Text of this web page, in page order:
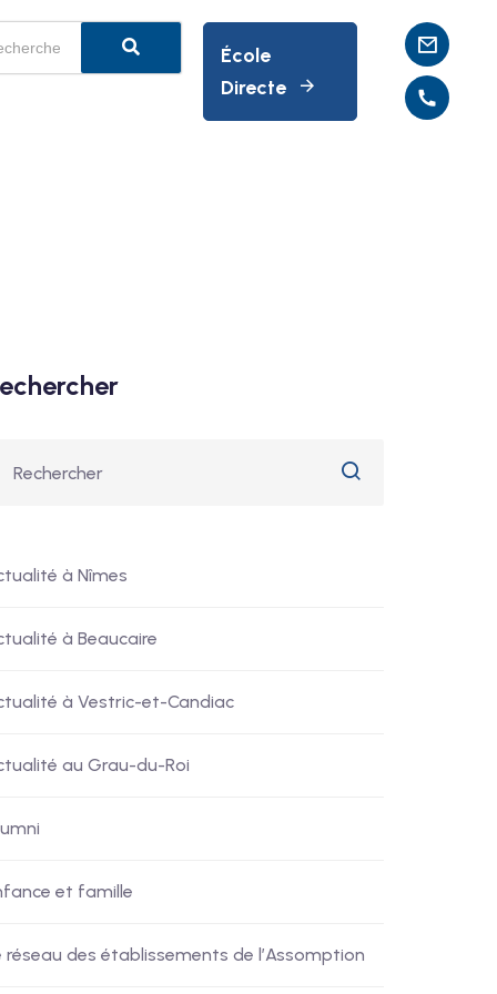
École
Directe
à Nîmes
à Beaucaire
à Vestric-et-Candiac
au Grau-du-Roi
et famille
réseau des établissements de l’Assomption